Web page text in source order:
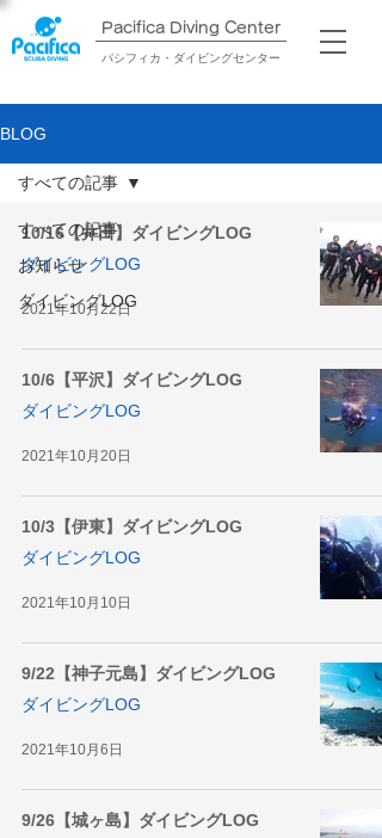
Pacifica Diving Center​
パシフィカ・ダイビングセンター
BLOG
すべての記事
お知らせ
ダイビングLOG
すべての記事
10/16【井田】ダイビングLOG
ダイビングLOG
2021年10月22日
10/6【平沢】ダイビングLOG
ダイビングLOG
2021年10月20日
10/3【伊東】ダイビングLOG
ダイビングLOG
2021年10月10日
9/22【神子元島】ダイビングLOG
ダイビングLOG
2021年10月6日
9/26【城ヶ島】ダイビングLOG